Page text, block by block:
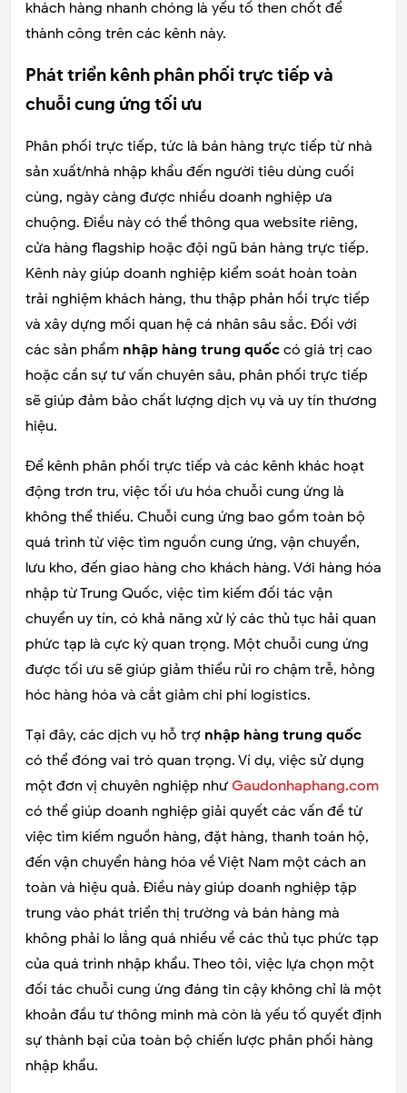
khách hàng nhanh chóng là yếu tố then chốt để
thành công trên các kênh này.
Phát triển kênh phân phối trực tiếp và
chuỗi cung ứng tối ưu
Phân phối trực tiếp, tức là bán hàng trực tiếp từ nhà
sản xuất/nhà nhập khẩu đến người tiêu dùng cuối
cùng, ngày càng được nhiều doanh nghiệp ưa
chuộng. Điều này có thể thông qua website riêng,
cửa hàng flagship hoặc đội ngũ bán hàng trực tiếp.
Kênh này giúp doanh nghiệp kiểm soát hoàn toàn
trải nghiệm khách hàng, thu thập phản hồi trực tiếp
và xây dựng mối quan hệ cá nhân sâu sắc. Đối với
các sản phẩm nhập hàng trung quốc có giá trị cao
hoặc cần sự tư vấn chuyên sâu, phân phối trực tiếp
sẽ giúp đảm bảo chất lượng dịch vụ và uy tín thương
hiệu.
Để kênh phân phối trực tiếp và các kênh khác hoạt
động trơn tru, việc tối ưu hóa chuỗi cung ứng là
không thể thiếu. Chuỗi cung ứng bao gồm toàn bộ
quá trình từ việc tìm nguồn cung ứng, vận chuyển,
lưu kho, đến giao hàng cho khách hàng. Với hàng hóa
nhập từ Trung Quốc, việc tìm kiếm đối tác vận
chuyển uy tín, có khả năng xử lý các thủ tục hải quan
phức tạp là cực kỳ quan trọng. Một chuỗi cung ứng
được tối ưu sẽ giúp giảm thiểu rủi ro chậm trễ, hỏng
hóc hàng hóa và cắt giảm chi phí logistics.
Tại đây, các dịch vụ hỗ trợ nhập hàng trung quốc
có thể đóng vai trò quan trọng. Ví dụ, việc sử dụng
một đơn vị chuyên nghiệp như Gaudonhaphang.com
có thể giúp doanh nghiệp giải quyết các vấn đề từ
việc tìm kiếm nguồn hàng, đặt hàng, thanh toán hộ,
đến vận chuyển hàng hóa về Việt Nam một cách an
toàn và hiệu quả. Điều này giúp doanh nghiệp tập
trung vào phát triển thị trường và bán hàng mà
không phải lo lắng quá nhiều về các thủ tục phức tạp
của quá trình nhập khẩu. Theo tôi, việc lựa chọn một
đối tác chuỗi cung ứng đáng tin cậy không chỉ là một
khoản đầu tư thông minh mà còn là yếu tố quyết định
sự thành bại của toàn bộ chiến lược phân phối hàng
nhập khẩu.